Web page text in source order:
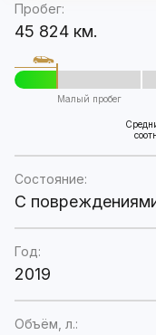
Пробег:
45 824 км.
Малый пробег
Состояние:
C
Год:
2019
Объём, л.: